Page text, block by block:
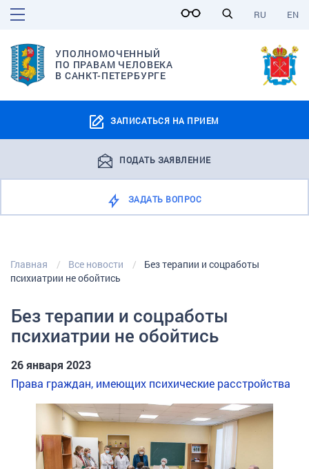
EN
RU
УПОЛНОМОЧЕННЫЙ
ПО ПРАВАМ ЧЕЛОВЕКА
В САНКТ-ПЕТЕРБУРГЕ
ЗАПИСАТЬСЯ НА ПРИЕМ
ПОДАТЬ ЗАЯВЛЕНИЕ
ЗАДАТЬ ВОПРОС
Главная Все новости
Без терапии и соцработы
психиатрии не обойтись
Без терапии и соцработы
психиатрии не обойтись
26 января 2023
Права граждан, имеющих психические расстройства